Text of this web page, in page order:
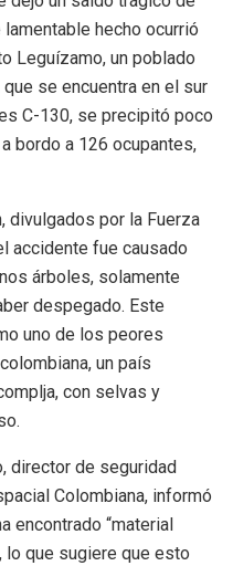
hecho ocurrió
Leguízamo, un poblado
se encuentra en el sur
C-130, se precipitó poco
bordo a 126 ocupantes,
divulgados por la Fuerza
accidente fue causado
árboles, solamente
despegado. Este
uno de los peores
un país
con selvas y
director de seguridad
Colombiana, informó
encontrado “material
que sugiere que esto